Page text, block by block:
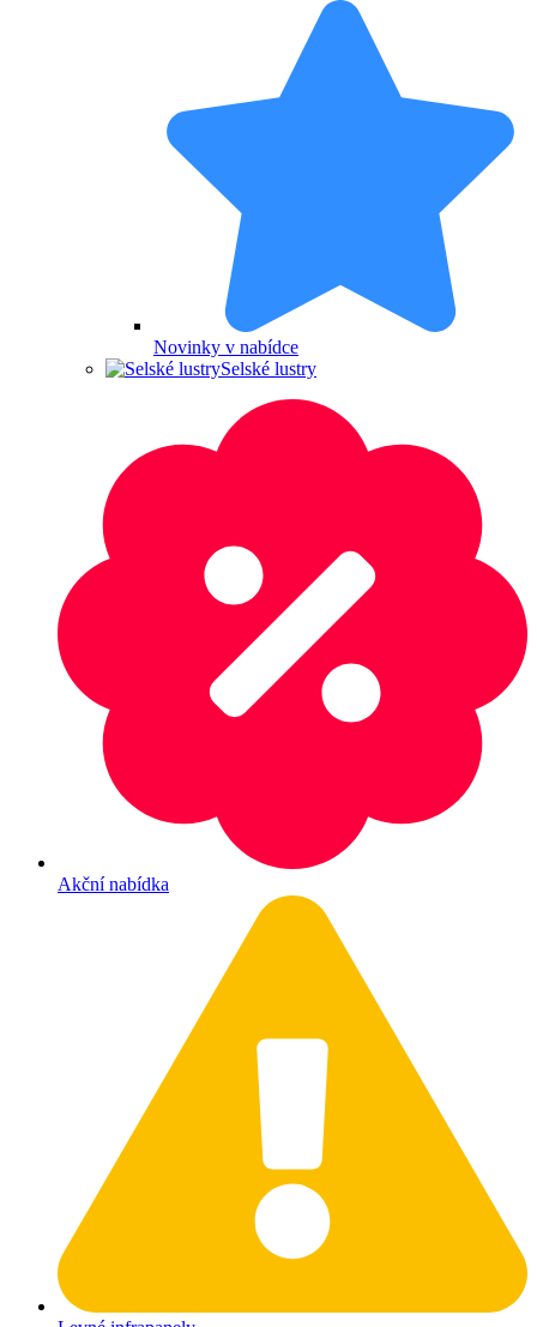
Novinky v nabídce
Selské lustry
Akční nabídka